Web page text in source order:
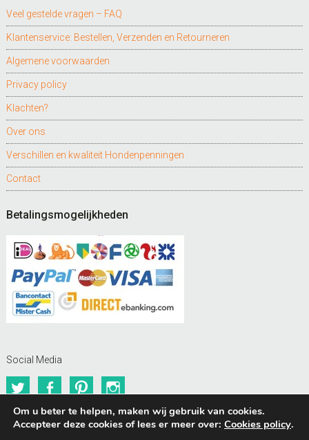
Veel gestelde vragen – FAQ
Klantenservice: Bestellen, Verzenden en Retourneren
Algemene voorwaarden
Privacy policy
Klachten?
Over ons
Verschillen en kwaliteit Hondenpenningen
Contact
Betalingsmogelijkheden
Social Media
TwitterFacebookPinterest
Om u beter te helpen, maken wij gebruik van cookies.
Accepteer deze cookies of lees er meer over: Cookies policy.